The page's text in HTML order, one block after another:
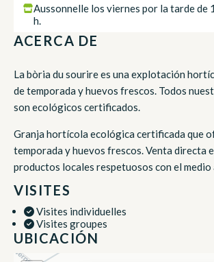
Aussonnelle los viernes por la tarde de
h.
ACERCA DE
La bòria du sourire es una explotación
de temporada y huevos frescos. Todos
son ecológicos certificados.
Granja hortícola ecológica certificada que
temporada y huevos frescos. Venta directa
productos locales respetuosos con el medio
VISITES
Visites individuelles
Visites groupes
UBICACIÓN